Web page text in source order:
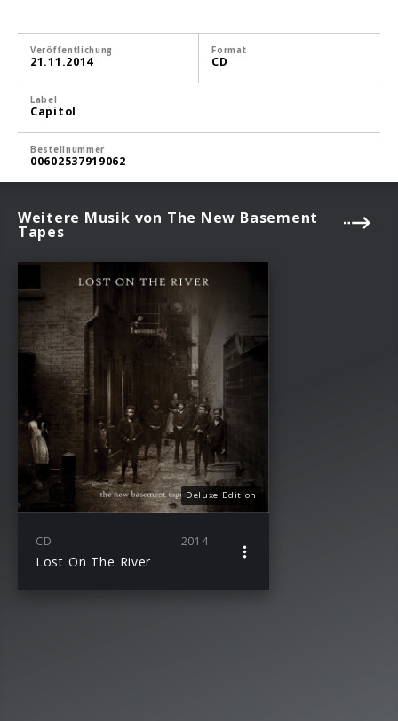
Veröffentlichung
21.11.2014
Format
CD
Label
Capitol
Bestellnummer
00602537919062
Weitere Musik von The New Basement
Tapes
Deluxe Edition
CD 2014
Lost On The River